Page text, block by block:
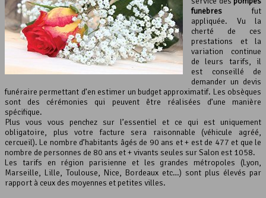
funèbres fut
appliquée. Vu la
cherté de ces
prestations et la
variation continue
de leurs tarifs, il
est conseillé de
demander un devis
funéraire permettant d’en estimer un budget approximatif. Les obsèques
sont des cérémonies qui peuvent être réalisées d’une manière
spécifique.
Plus vous vous penchez sur l’essentiel et ce qui est uniquement
obligatoire, plus votre facture sera raisonnable (véhicule agréé,
cercueil). Le nombre d’habitants âgés de 90 ans et + est de 477 et que le
nombre de personnes de 80 ans et + vivants seules sur Salon est 1058.
Les tarifs en région parisienne et les grandes métropoles (Lyon,
Marseille, Lille, Toulouse, Nice, Bordeaux etc…) sont plus élevés par
rapport à ceux des moyennes et petites villes.